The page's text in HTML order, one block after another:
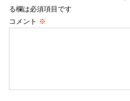
る欄は必須項目です
コメント ※